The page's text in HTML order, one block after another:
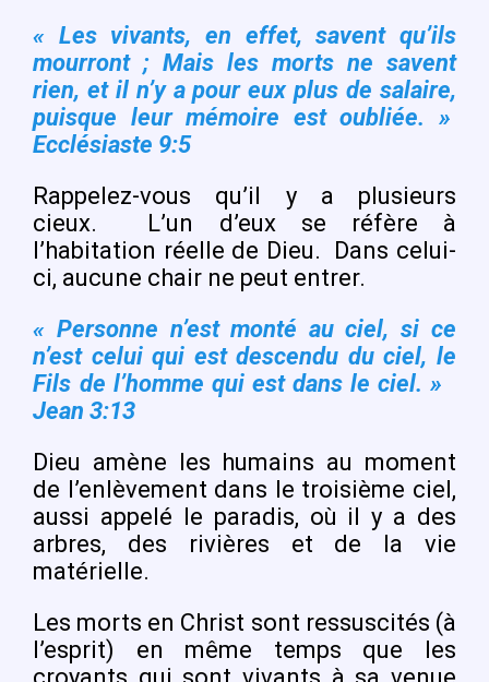
« Les vivants, en effet, savent qu’ils
mourront ; Mais les morts ne savent
rien, et il n’y a pour eux plus de salaire,
puisque leur mémoire est oubliée. »
Ecclésiaste 9:5
Rappelez-vous qu’il y a plusieurs
cieux.
L’un d’eux se réfère à
l’habitation réelle de Dieu.
Dans celui-
ci, aucune chair ne peut entrer.
« Personne n’est monté au ciel, si ce
n’est celui qui est descendu du ciel, le
Fils de l’homme qui est dans le ciel. »
Jean 3:13
Dieu amène les humains au moment
de l’enlèvement dans le troisième ciel,
aussi appelé le paradis, où il y a des
arbres, des rivières et de la vie
matérielle.
Les morts en Christ sont ressuscités (à
l’esprit) en même temps que les